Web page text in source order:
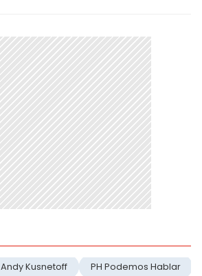
Andy Kusnetoff PH Podemos Hablar